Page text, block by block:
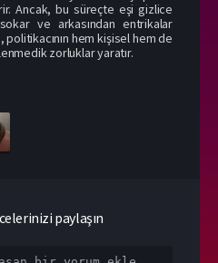
Ancak, bu süreçte eşi gizlice
ve arkasından entrikalar
hem kişisel hem de
zorluklar yaratır.
paylaşın